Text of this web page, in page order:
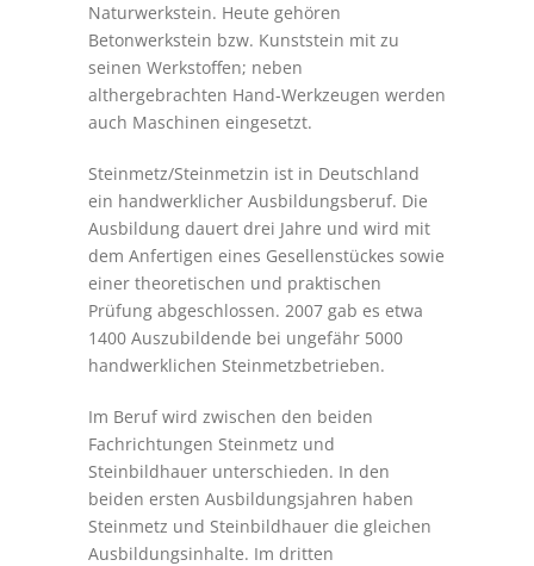
Naturwerkstein. Heute gehören
Betonwerkstein bzw. Kunststein mit zu
seinen Werkstoffen; neben
althergebrachten Hand-Werkzeugen werden
auch Maschinen eingesetzt.
Steinmetz/Steinmetzin ist in Deutschland
ein handwerklicher Ausbildungsberuf. Die
Ausbildung dauert drei Jahre und wird mit
dem Anfertigen eines Gesellenstückes sowie
einer theoretischen und praktischen
Prüfung abgeschlossen. 2007 gab es etwa
1400 Auszubildende bei ungefähr 5000
handwerklichen Steinmetzbetrieben.
Im Beruf wird zwischen den beiden
Fachrichtungen Steinmetz und
Steinbildhauer unterschieden. In den
beiden ersten Ausbildungsjahren haben
Steinmetz und Steinbildhauer die gleichen
Ausbildungsinhalte. Im dritten